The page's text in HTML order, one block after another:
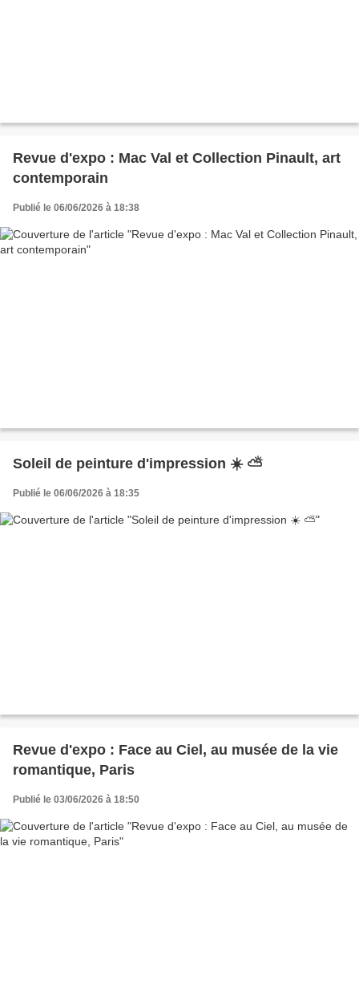
Revue d'expo : Mac Val et Collection Pinault, art
contemporain
Publié le 06/06/2026 à 18:38
Soleil de peinture d'impression ☀️ ⛅
Publié le 06/06/2026 à 18:35
Revue d'expo : Face au Ciel, au musée de la vie
romantique, Paris
Publié le 03/06/2026 à 18:50